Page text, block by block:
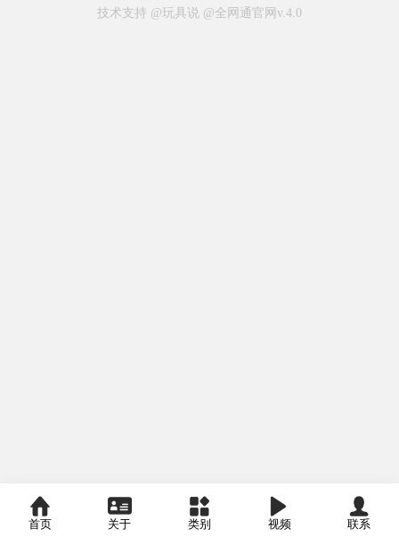
首页 关于 类别 视频 联系
技术支持 @玩具说 @全网通官网v.4.0